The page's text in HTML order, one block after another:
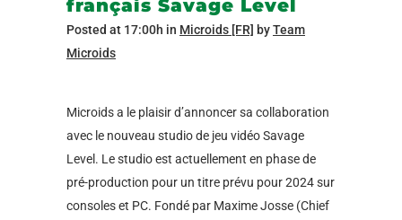
français Savage Level
Posted at 17:00h in Microids [FR] byTeam
Microids
Microids a le plaisir d’annoncer sa collaboration
avec le nouveau studio de jeu vidéo Savage
Level. Le studio est actuellement en phase de
pré-production pour un titre prévu pour 2024 sur
consoles et PC. Fondé par Maxime Josse (Chief